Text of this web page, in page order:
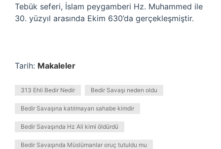
Tebük seferi, İslam peygamberi Hz. Muhammed ile
30. yüzyıl arasında Ekim 630’da gerçekleşmiştir.
Tarih: Makaleler
313 Ehli Bedir Nedir Bedir Savaşı neden oldu
Bedir Savaşına katılmayan sahabe kimdir
Bedir Savaşında Hz Ali kimi öldürdü
Bedir Savaşında Müslümanlar oruç tutuldu mu